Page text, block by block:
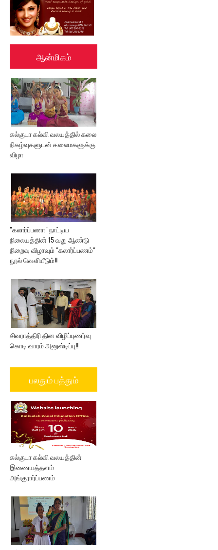
ஆன்மிகம்
கல்குடா கல்வி வலயத்தில் கலை
நிகழ்வுகளுடன் கலைமகளுக்கு
விழா
"கலார்ப்பணா" நாட்டிய
நிலையத்தின் 15 வது ஆண்டு
நிறைவு விழாவும் "கலார்ப்பணம்"
நூல் வெளியீடும்!!
சிவராத்திரி தின விழிப்புணர்வு
கொடி வாரம் அனுஸ்டிப்பு!!
பலதும் பத்தும்
கல்குடா கல்வி வலயத்தின்
இணையத்தளம்
அங்குரார்ப்பணம்